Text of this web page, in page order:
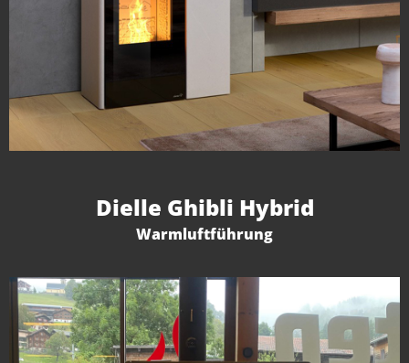
Dielle Ghibli Hybrid
Warmluftführung